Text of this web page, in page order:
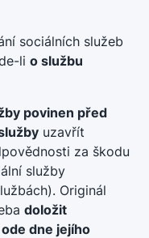
sociálních služeb
li o službu
povinen před
uzavřít
za škodu
služby
Originál
doložit
dne jejího